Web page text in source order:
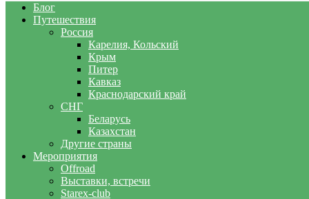
Блог
Путешествия
Россия
Карелия, Кольский
Крым
Питер
Кавказ
Краснодарский край
СНГ
Беларусь
Казахстан
Другие страны
Мероприятия
Offroad
Выставки, встречи
Starex-club